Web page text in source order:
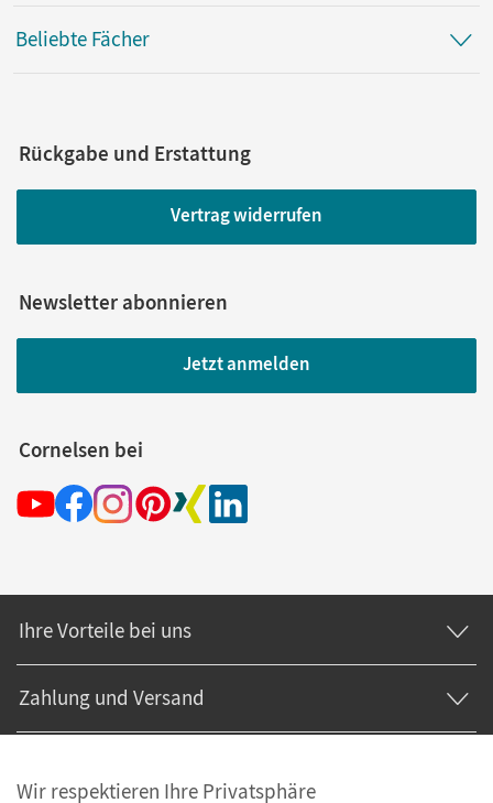
Beliebte Fächer
Rückgabe und Erstattung
Vertrag widerrufen
Newsletter abonnieren
Jetzt anmelden
Cornelsen bei
Ihre Vorteile bei uns
Zahlung und Versand
Wir respektieren Ihre Privatsphäre